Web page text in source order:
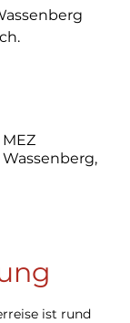
MEZ
ist rund